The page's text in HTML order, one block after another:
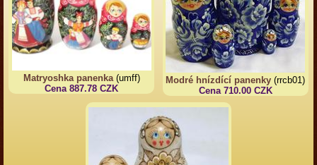
Matryoshka panenka(umff)
Cena 887.78 CZK
Modré hnízdící panenky (rrcb01)
Cena 710.00 CZK